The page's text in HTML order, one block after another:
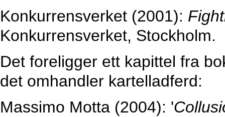
Konkurrensverket (2001):
Konkurrensverket, Stockholm.
Det foreligger ett kapittel fra
det omhandler kartelladferd:
Massimo Motta (2004): '